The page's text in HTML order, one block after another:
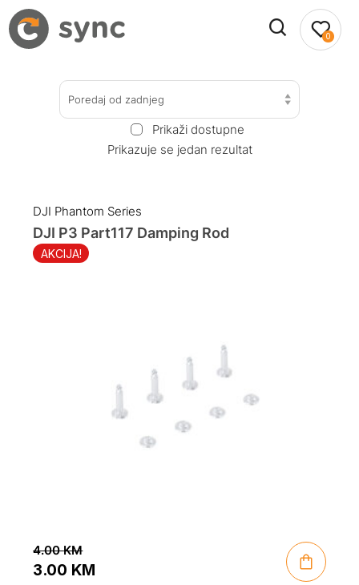
0
Poredaj od zadnjeg
Prikaži dostupne
Prikazuje se jedan rezultat
DJI Phantom Series
AKCIJA!
DJI P3 Part117 Damping Rod
4.00KM
3.00 KM